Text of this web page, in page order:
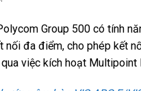
Group 500 có tính
nối đa điểm, cho phép kết
qua việc kích hoạt